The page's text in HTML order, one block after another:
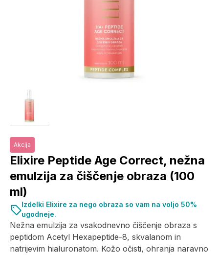
Akcija
Elixire Peptide Age Correct, nežna
emulzija za čiščenje obraza (100
ml)
Nežna emulzija za vsakodnevno čiščenje obraza s
peptidom Acetyl Hexapeptide-8, skvalanom in
natrijevim hialuronatom. Kožo očisti, ohranja naravno
Izdelki Elixire za nego obraza so vam na voljo 50%
ugodneje.